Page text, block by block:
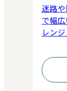
迷路
で幅
レン